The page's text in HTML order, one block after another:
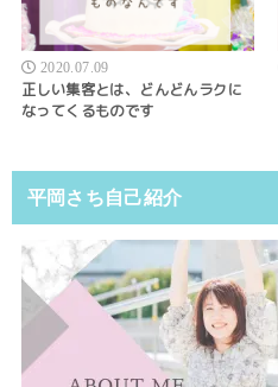
2020.07.09
正しい集客とは、どんどんラクに
なってくるものです
平岡さち自己紹介